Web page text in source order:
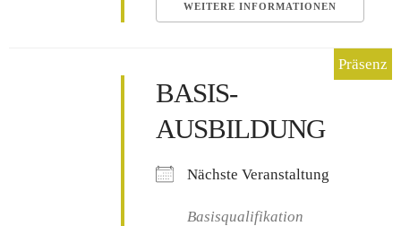
WEITERE INFORMATIONEN
BASIS-
AUSBILDUNG
Nächste Veranstaltung
Basisqualifikation